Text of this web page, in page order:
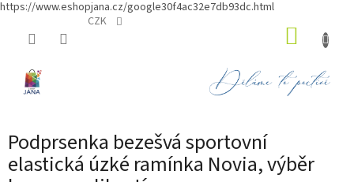
https://www.eshopjana.cz/google30f4ac32e7db93dc.html
CZK
Podprsenka bezešvá sportovní
elastická úzké ramínka Novia, výběr